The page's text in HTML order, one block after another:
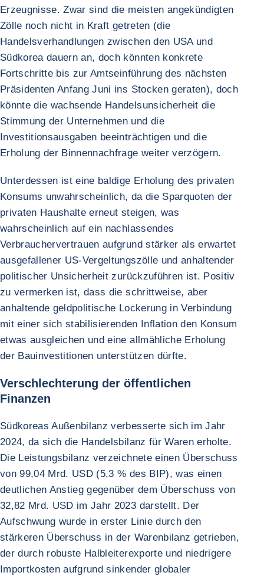
Erzeugnisse. Zwar sind die meisten angekündigten
Zölle noch nicht in Kraft getreten (die
Handelsverhandlungen zwischen den USA und
Südkorea dauern an, doch könnten konkrete
Fortschritte bis zur Amtseinführung des nächsten
Präsidenten Anfang Juni ins Stocken geraten), doch
könnte die wachsende Handelsunsicherheit die
Stimmung der Unternehmen und die
Investitionsausgaben beeinträchtigen und die
Erholung der Binnennachfrage weiter verzögern.
Unterdessen ist eine baldige Erholung des privaten
Konsums unwahrscheinlich, da die Sparquoten der
privaten Haushalte erneut steigen, was
wahrscheinlich auf ein nachlassendes
Verbrauchervertrauen aufgrund stärker als erwartet
ausgefallener US-Vergeltungszölle und anhaltender
politischer Unsicherheit zurückzuführen ist. Positiv
zu vermerken ist, dass die schrittweise, aber
anhaltende geldpolitische Lockerung in Verbindung
mit einer sich stabilisierenden Inflation den Konsum
etwas ausgleichen und eine allmähliche Erholung
der Bauinvestitionen unterstützen dürfte.
Verschlechterung der öffentlichen
Finanzen
Südkoreas Außenbilanz verbesserte sich im Jahr
2024, da sich die Handelsbilanz für Waren erholte.
Die Leistungsbilanz verzeichnete einen Überschuss
von 99,04 Mrd. USD (5,3 % des BIP), was einen
deutlichen Anstieg gegenüber dem Überschuss von
32,82 Mrd. USD im Jahr 2023 darstellt. Der
Aufschwung wurde in erster Linie durch den
stärkeren Überschuss in der Warenbilanz getrieben,
der durch robuste Halbleiterexporte und niedrigere
Importkosten aufgrund sinkender globaler